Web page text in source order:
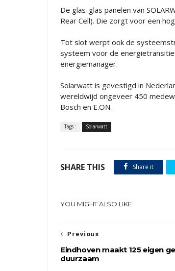
De glas-glas panelen van
Rear Cell). Die zorgt voor een
Tot slot werpt ook de
systeem voor de
energiemanager.
Solarwatt is gevestigd in
wereldwijd ongeveer 450
Bosch en E.ON.
Tags : Solarwatt
SHARE THIS Share it
YOU MIGHT ALSO LIKE
Previous
Eindhoven maakt 125 eigen
duurzaam